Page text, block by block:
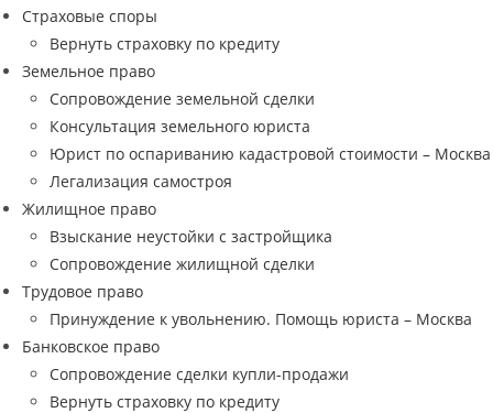
Страховые споры
Вернуть страховку по кредиту
Земельное право
Сопровождение земельной сделки
Консультация земельного юриста
Юрист по оспариванию кадастровой стоимости – Москва
Легализация самостроя
Жилищное право
Взыскание неустойки с застройщика
Сопровождение жилищной сделки
Трудовое право
Принуждение к увольнению. Помощь юриста – Москва
Банковское право
Сопровождение сделки купли-продажи
Вернуть страховку по кредиту